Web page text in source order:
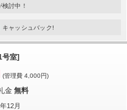
検討中！
キャッシュバック!
号室]
(管理費 4,000円)
金 無料
12月